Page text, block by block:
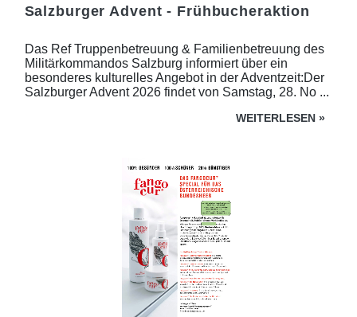
Salzburger Advent - Frühbucheraktion
Das Ref Truppenbetreuung & Familienbetreuung des
Militärkommandos Salzburg informiert über ein
besonderes kulturelles Angebot in der Adventzeit:Der
Salzburger Advent 2026 findet von Samstag, 28. No ...
WEITERLESEN »